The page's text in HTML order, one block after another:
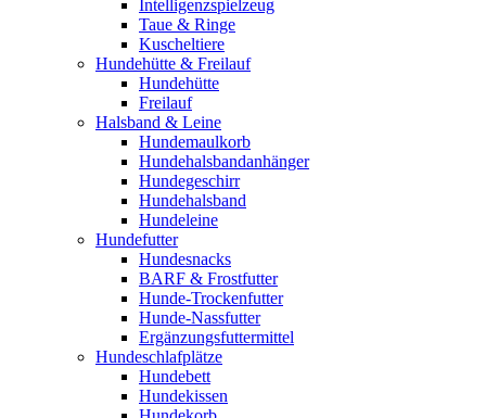
Intelligenzspielzeug
Taue & Ringe
Kuscheltiere
Hundehütte & Freilauf
Hundehütte
Freilauf
Halsband & Leine
Hundemaulkorb
Hundehalsbandanhänger
Hundegeschirr
Hundehalsband
Hundeleine
Hundefutter
Hundesnacks
BARF & Frostfutter
Hunde-Trockenfutter
Hunde-Nassfutter
Ergänzungsfuttermittel
Hundeschlafplätze
Hundebett
Hundekissen